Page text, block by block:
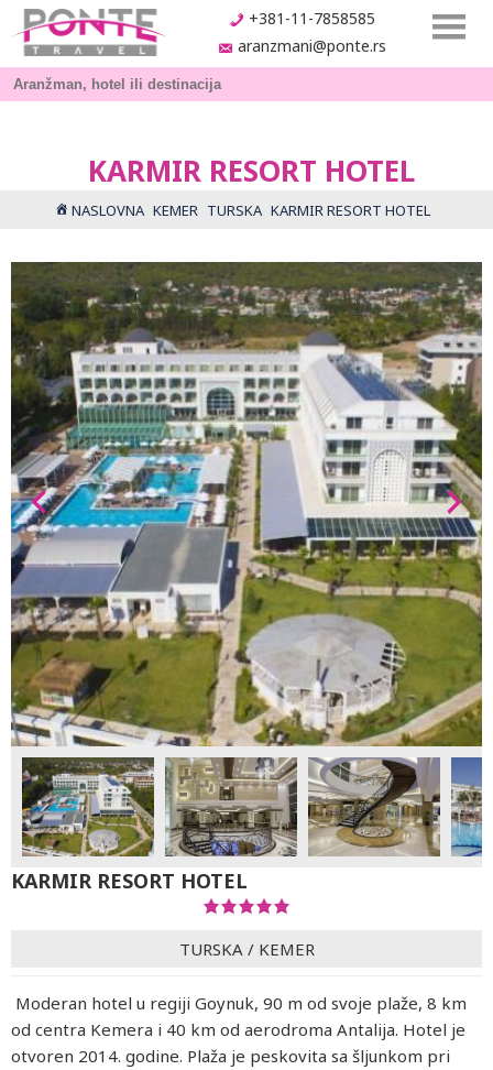
+381-11-7858585
aranzmani@ponte.rs
KARMIR RESORT HOTEL
NASLOVNA KEMER TURSKA KARMIR RESORT HOTEL
KARMIR RESORT HOTEL
TURSKA / KEMER
Moderan hotel u regiji Goynuk, 90 m od svoje plaže, 8 km
od centra Kemera i 40 km od aerodroma Antalija. Hotel je
otvoren 2014. godine. Plaža je peskovita sa šljunkom pri